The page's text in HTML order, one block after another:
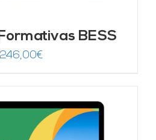
BESS
246,00€